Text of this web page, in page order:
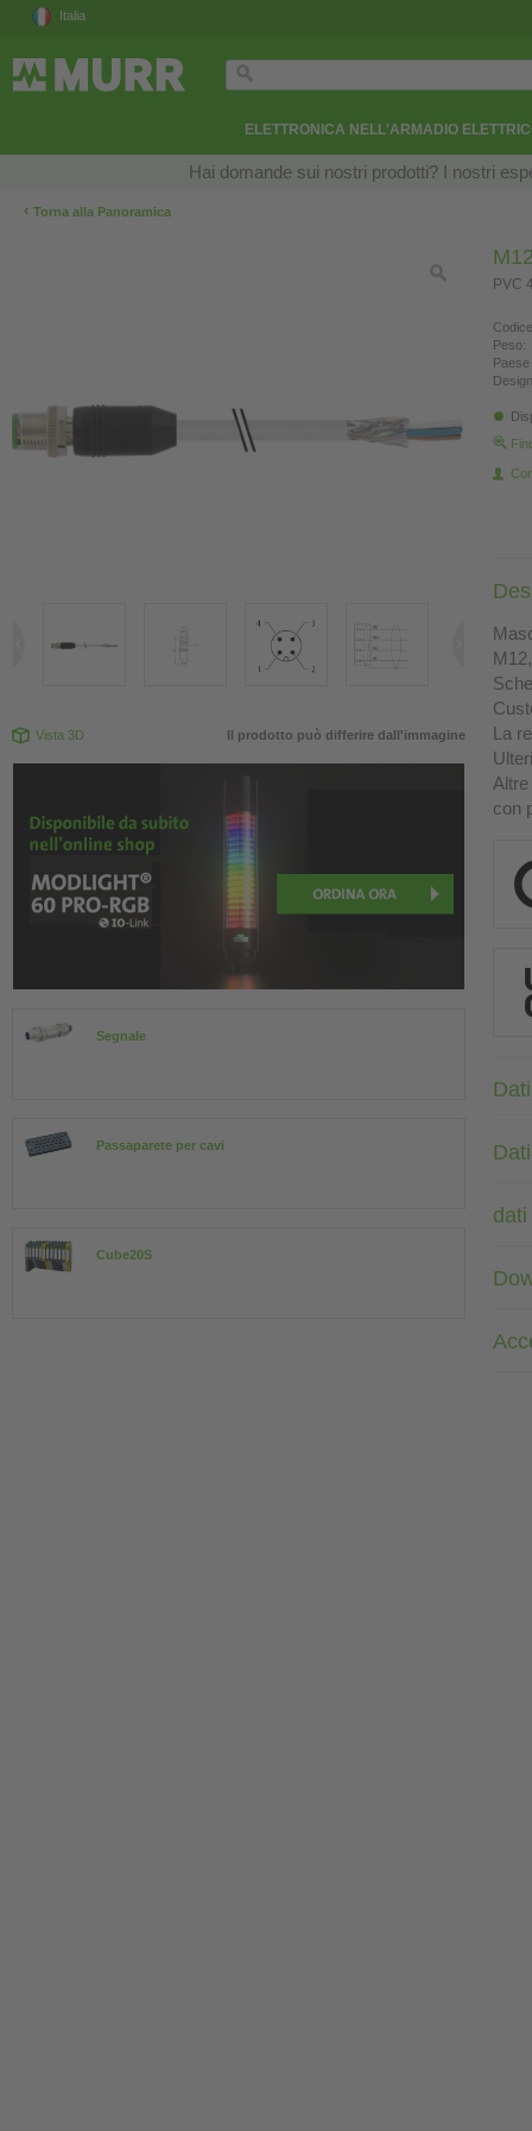
Italia
ELETTRONICA NELL'ARMADIO
Hai domande sui nostri prodotti? I nostri
‹ Torna alla Panoramica
Vista 3D Il prodotto può differire dall'immagine
Segnale
Passaparete per cavi
Cube20S
PVC
Peso:
La
con